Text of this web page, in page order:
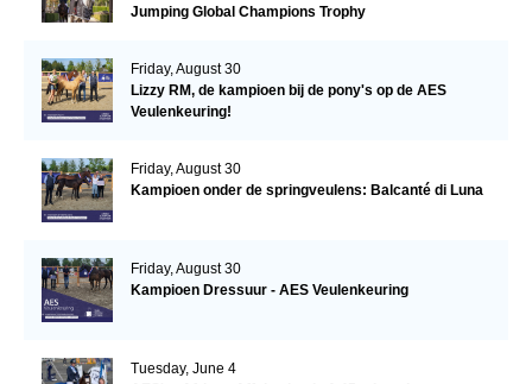
Jumping Global Champions Trophy
Friday, August 30
Lizzy RM, de kampioen bij de pony's op de AES
Veulenkeuring!
Friday, August 30
Kampioen onder de springveulens: Balcanté di Luna
Friday, August 30
Kampioen Dressuur - AES Veulenkeuring
Tuesday, June 4